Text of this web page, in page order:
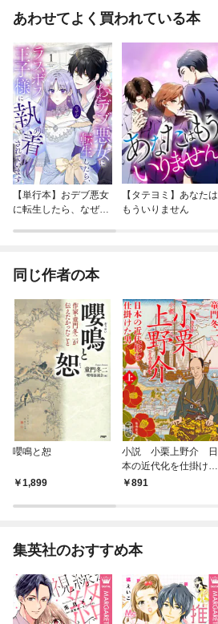
あわせてよく買われている本
【単行本】おデブ悪女
に転生したら、なぜか
【タテヨミ】あなたは
もういりません
同じ作者の本
嚶鳴と恕
1,899
小説 小栗上野介 日
本の近代化を仕掛けた
男 上
891
集英社のおすすめ本